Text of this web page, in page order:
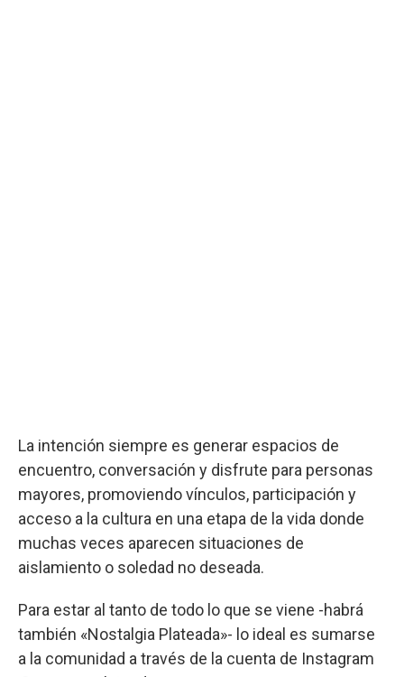
La intención siempre es generar espacios de
encuentro, conversación y disfrute para personas
mayores, promoviendo vínculos, participación y
acceso a la cultura en una etapa de la vida donde
muchas veces aparecen situaciones de
aislamiento o soledad no deseada.
Para estar al tanto de todo lo que se viene -habrá
también «Nostalgia Plateada»- lo ideal es sumarse
a la comunidad a través de la cuenta de Instagram